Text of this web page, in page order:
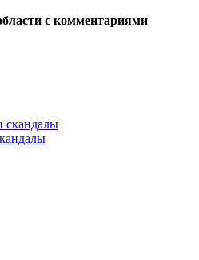
с комментариями